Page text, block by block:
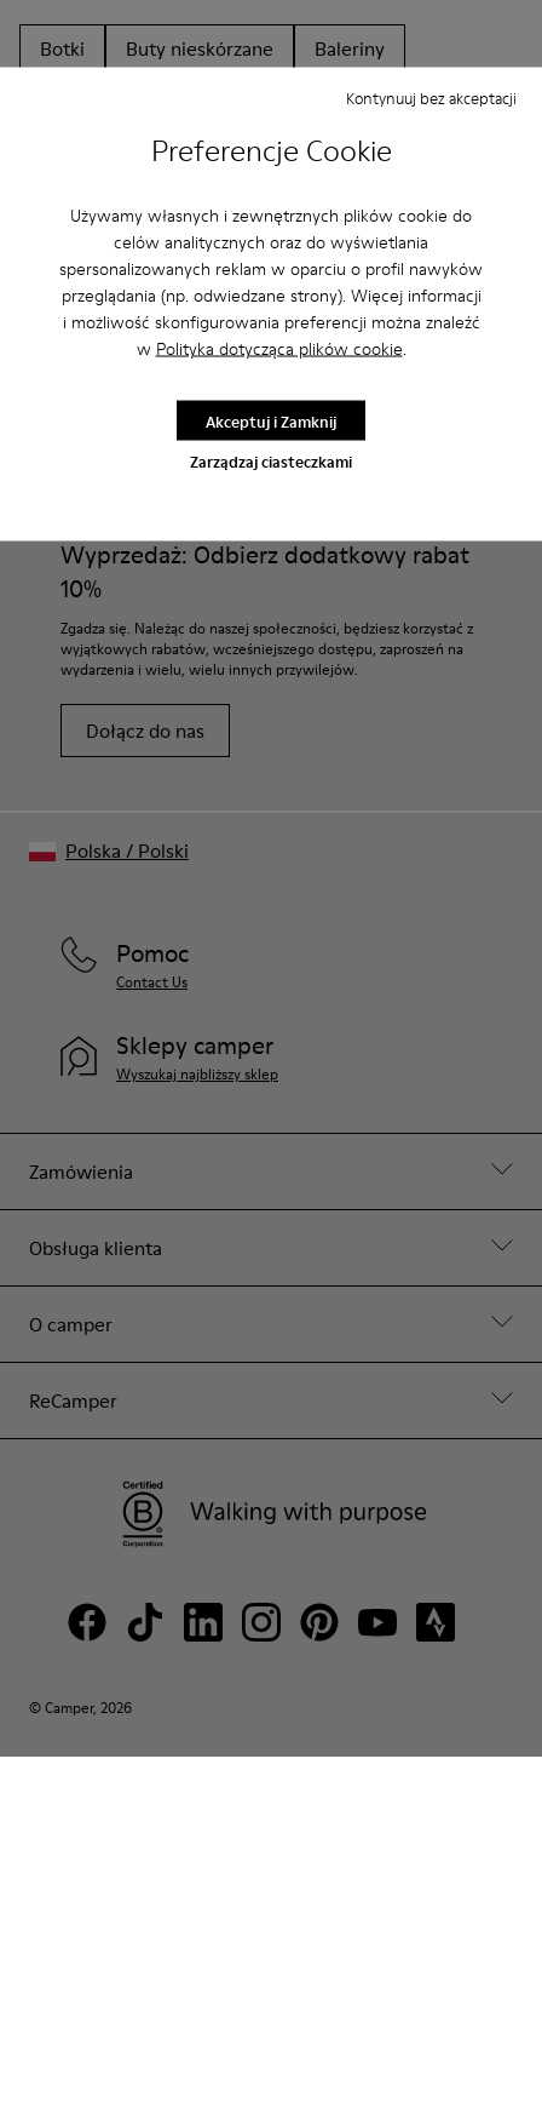
Preferencje Cookie
Używamy własnych i zewnętrznych plików cookie do
celów analitycznych oraz do wyświetlania
spersonalizowanych reklam w oparciu o profil nawyków
przeglądania (np. odwiedzane strony). Więcej informacji
i możliwość skonfigurowania preferencji można znaleźć
w Polityka dotycząca plików cookie.
Zarządzaj ciasteczkami
Kontynuuj bez akceptacji
Akceptuj i Zamknij
Botki Buty nieskórzane
Baleriny
Clogs
Sandały
Na płaskim obcasie
Buty na co dzień
Platformy/Na koturnie
Na obcasie
MĘŻCZYŹNI BUTY CRC DLA MĘŻCZYŹNI
Wyprzedaż: Odbierz dodatkowy rabat
10%
Zgadza się. Należąc do naszej społeczności, będziesz korzystać z
wyjątkowych rabatów, wcześniejszego dostępu, zaproszeń na
wydarzenia i wielu, wielu innych przywilejów.
Dołącz do nas
Zamówienia
Obsługa klienta
O camper
ReCamper
Pomoc
Contact Us
Sklepy camper
Wyszukaj najbliższy sklep
© Camper, 2026
Polska / Polski